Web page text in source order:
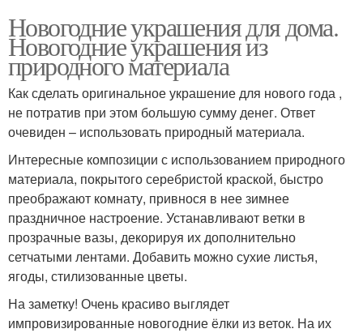
Новогодние украшения для дома.
Новогодние украшения из
природного материала
Как сделать оригинальное украшение для нового года ,
не потратив при этом большую сумму денег. Ответ
очевиден – использовать природный материала.
Интересные композиции с использованием природного
материала, покрытого серебристой краской, быстро
преображают комнату, привнося в нее зимнее
праздничное настроение. Устанавливают ветки в
прозрачные вазы, декорируя их дополнительно
сетчатыми лентами. Добавить можно сухие листья,
ягоды, стилизованные цветы.
На заметку! Очень красиво выглядет
импровизированные новогодние ёлки из веток. На их